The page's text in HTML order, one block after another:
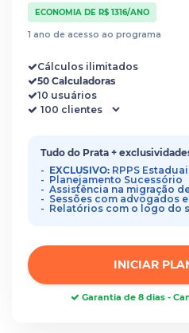
ECONOMIA DE R$ 1316/ANO
1 ano de acesso ao programa
Cálculos ilimitados
50 Calculadoras
10 usuários
Tudo do Prata +
EXCLUSIVO: RPPS
Planejamento Sucessório
Assistência na migração
Sessões com advogados
Relatórios com o logo do
INICIAR
Garantia de 8 dias -